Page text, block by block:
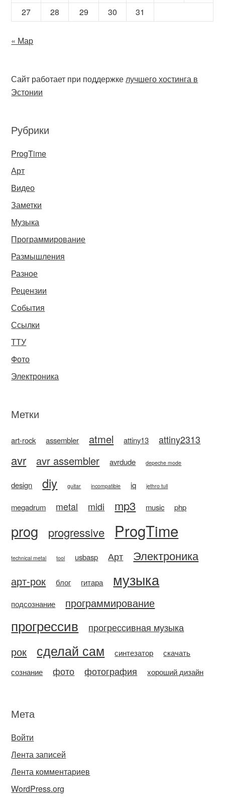
27
28 29 30 31
« Мар
Сайт работает при поддержкелучшего хостинга в
Эстонии
Рубрики
ProgTime
Арт
Видео
Заметки
Музыка
Программирование
Размышления
Разное
Рецензии
События
Ссылки
ТТУ
Фото
Электроника
Метки
art-rock assembler atmel attiny13 attiny2313
avr avr assembler avrdude depeche mode
design diy guitar incompatible iq jethro tull
megadrum metal midi mp3 music php
prog progressive ProgTime
technical metal tool usbasp Арт Электроника
арт-рок блог гитара музыка
подсознание программирование
прогрессив прогрессивная музыка
рок сделай сам синтезатор
скачать
сознание
фото фотография хороший дизайн
Мета
Войти
Лента записей
Лента комментариев
WordPress.org